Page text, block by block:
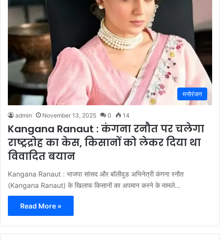
मनोरंजन
admin November 13, 2025 0 14
Kangana Ranaut : कंगना रनौत पर चलेगा
राष्ट्रद्रोह का केस, किसानों को लेकर दिया था
विवादित बयान
Kangana Ranaut : भाजपा सांसद और बॉलीवुड अभिनेत्री कंगना रनौत
(Kangana Ranaut) के खिलाफ किसानों का अपमान करने के मामले…
Read More »